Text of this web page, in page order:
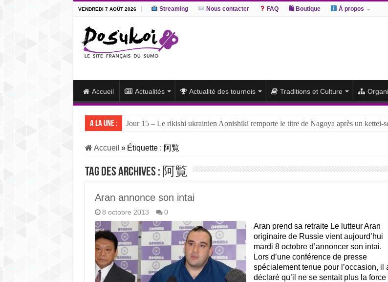
VENDREDI 7 AOÛT 2026 Streaming Nous contacter FAQ 🛍 Boutique À propos
Accueil Actualités Actualité des tournois Traditions et Culture
A la une : Jour 15 – Le rikishi ukrainien Aonishiki remporte le titre de Nagoya après un kettei-
Accueil » Étiquette : 阿覧
Tag des archives : 阿覧
Aran annonce son intai
8 octobre 2013 0
Aran prend sa retraite Le lutteur Aran
originaire de Russie vient aujourd’hui
mardi 8 octobre d’annoncer son intai.
Lors d’une conférence de presse
spécialement tenue pour l’occasion, il
déclaré qu’il ne se sentait plus la force